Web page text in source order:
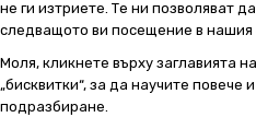
не ги изтриете. Те ни позволяват
следващото ви посещение в нашия
Моля, кликнете върху заглавията
„бисквитки“, за да научите
подразбиране.